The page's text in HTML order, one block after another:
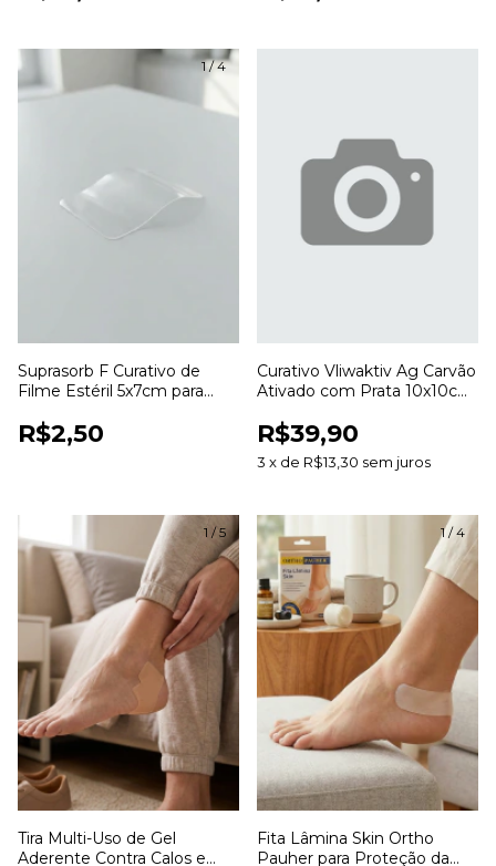
1/4
Suprasorb F Curativo de
Filme Estéril 5x7cm para
R$2,50
Curativo Vliwaktiv Ag Carvão
Ativado com Prata 10x10cm
R$39,90
3 x de R$13,30 sem juros
1 /5
Tira Multi-Uso de Gel
Aderente Contra Calos e
1/4
Fita Lâmina Skin Ortho
Pauher para Proteção da